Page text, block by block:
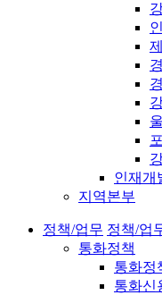
인재개
지역본부
정책/업무 정책/업
통화정책
통화정
통화신